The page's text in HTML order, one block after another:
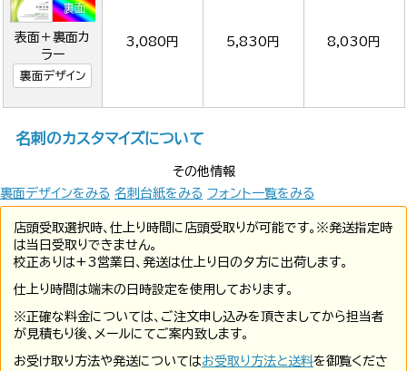
表面＋裏面カ
ラー
裏面デザイン
3,080円 5,830円 8,030円
名刺のカスタマイズについて
その他情報
裏面デザインをみる 名刺台紙をみる フォント一覧をみる
店頭受取選択時、仕上り時間に店頭受取りが可能です。※発送指定時
は当日受取りできません。
校正ありは+3営業日、発送は仕上り日の夕方に出荷します。
仕上り時間は端末の日時設定を使用しております。
※正確な料金については、ご注文申し込みを頂きましてから担当者
が見積もり後、メールにてご案内致します。
お受け取り方法や発送についてはお受取り方法と送料を御覧くださ